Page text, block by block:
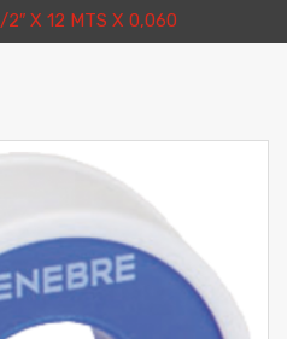
2″ X 12 MTS X 0,060